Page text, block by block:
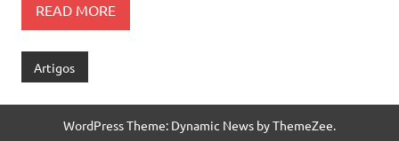
READ MORE
Artigos
WordPress Theme: Dynamic News by ThemeZee.